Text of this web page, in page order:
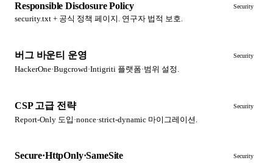
Responsible Disclosure Policy Security
security.txt + 공식 정책 페이지. 연구자 법적 보호.
버그 바운티 운영 Security
HackerOne·Bugcrowd·Intigriti 플랫폼·범위 설정.
CSP 고급 전략 Security
Report-Only 도입·nonce·strict-dynamic 마이그레이션.
Secure·HttpOnly·SameSite Security